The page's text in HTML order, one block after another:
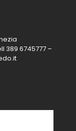
389 6745777 –